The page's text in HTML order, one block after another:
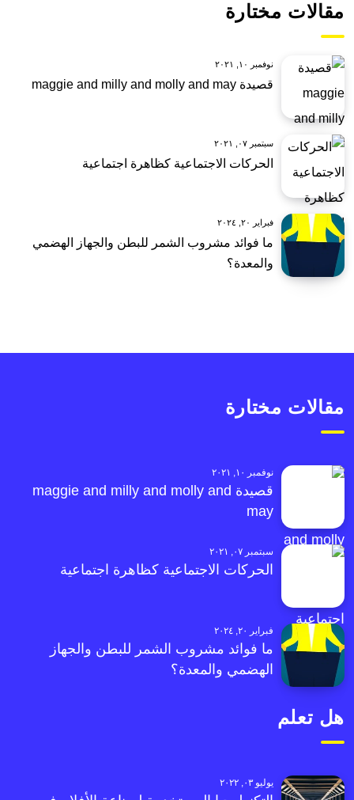
مقالات مختارة
نوفمبر ١٠, ٢٠٢١
قصيدة maggie and milly and molly and may
سبتمبر ٠٧, ٢٠٢١
الحركات الاجتماعية كظاهرة اجتماعية
فبراير ٢٠, ٢٠٢٤
ما فوائد مشروب الشمر للبطن والجهاز الهضمي
والمعدة؟
مقالات مختارة
نوفمبر ١٠, ٢٠٢١
قصيدة maggie and milly and molly and
may
سبتمبر ٠٧, ٢٠٢١
الحركات الاجتماعية كظاهرة اجتماعية
فبراير ٢٠, ٢٠٢٤
ما فوائد مشروب الشمر للبطن والجهاز
الهضمي والمعدة؟
هل تعلم
يوليو ٠٣, ٢٠٢٢